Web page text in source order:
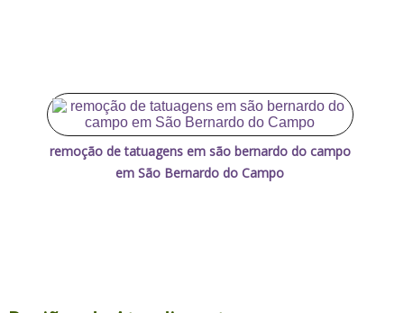
remoção de tatuagens em são bernardo do campo
em São Bernardo do Campo